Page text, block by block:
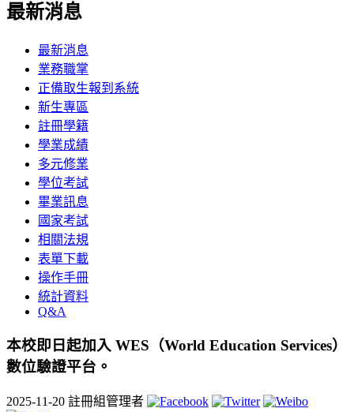
最新消息
最新消息
業務職掌
正備取生報到系統
新生專區
註冊學籍
學業成績
多元修業
學位考試
畢業訊息
國家考試
相關法規
表單下載
操作手冊
統計資料
Q&A
本校即日起加入 WES（World Education Services）
數位驗證平台。
2025-11-20 註冊組管理者